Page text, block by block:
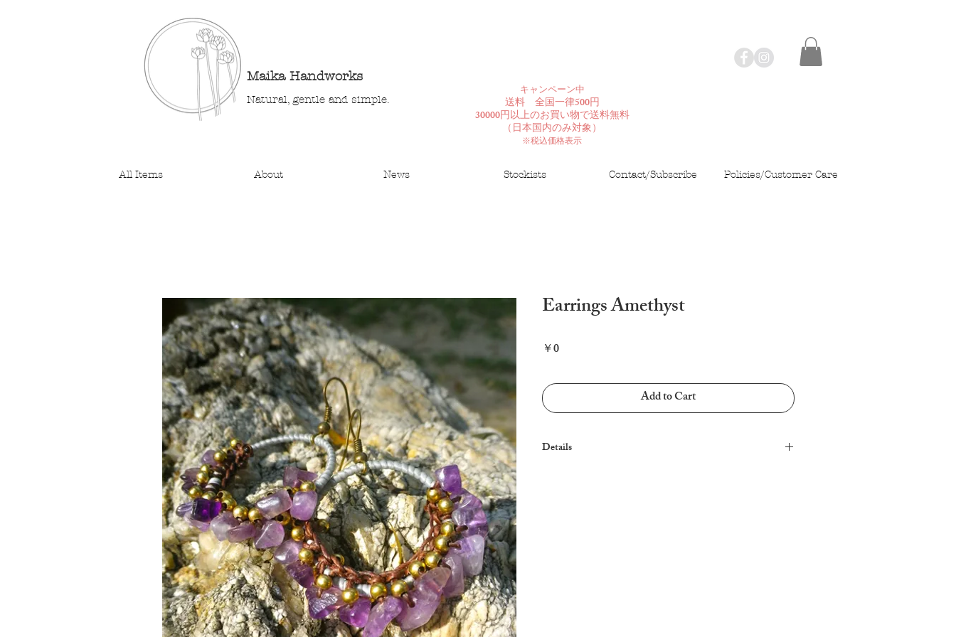
Maika Handworks
Natural, gentle and simple. ​キャンペーン中
送料 全国一律500円
30000円以上のお買い物で送料無料
​（日本国内のみ対象）
※税込価格表示
All Items About News Stockists Contact/Subscribe Policies/Customer Care
Earrings Amethyst
￥0Price
Add to Cart
Details